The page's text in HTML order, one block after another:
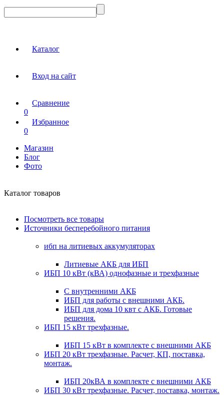
Каталог
Вход на сайт
Сравнение
0
Избранное
0
Магазин
Блог
Фото
Каталог товаров
Посмотреть все товары
Источники бесперебойного питания
ибп на литиевых аккумуляторах
Литиевые АКБ для ИБП
ИБП 10 кВт (кВА) однофазные и трехфазные
С внутренними АКБ
ИБП для работы с внешними АКБ.
ИБП для дома 10 квт с АКБ. Готовые
решения.
ИБП 15 кВт трехфазные.
ИБП 15 кВт в комплекте с внешними АКБ
ИБП 20 кВт трехфазные. Расчет, КП, поставка,
монтаж.
ИБП 20кВА в комплекте с внешними АКБ
ИБП 30 кВт трехфазные. Расчет, поставка, монтаж.